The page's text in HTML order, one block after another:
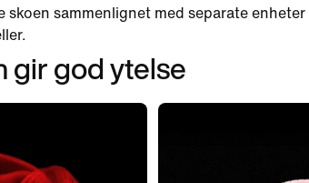
skoen sammenlignet med separate
gir god ytelse